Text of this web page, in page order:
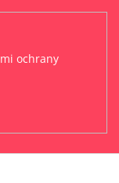
ochrany